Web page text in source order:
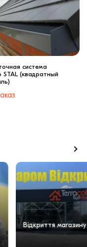
система
STAL (квадратный
Відкриття магазину